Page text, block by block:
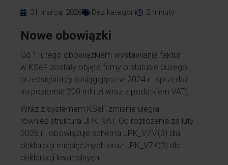
31 marca, 2026 Bez kategorii 2 minuty
Nowe obowiązki
Od 1 lutego obowiązkiem wystawiania faktur
w KSeF zostały objęte firmy o statusie dużego
przedsiębiorcy (osiągające w 2024 r. sprzedaż
na poziomie 200 mln zł wraz z podatkiem VAT).
Wraz z systemem KSeF zmianie uległa
również struktura JPK_VAT. Od rozliczenia za luty
2026 r. obowiązuje schema JPK_V7M(3) dla
deklaracji miesięcznych oraz JPK_V7K(3) dla
deklaracji kwartalnych.